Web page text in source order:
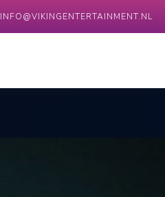
INFO@VIKINGENTERTAINMENT.NL